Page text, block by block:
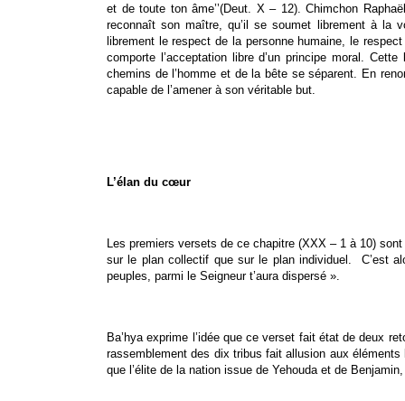
et de toute ton âme’’(Deut. X – 12). Chimchon
reconnaît son maître, qu’il se soumet librement à la
librement le respect de la personne humaine, le
comporte l’acceptation libre d’un principe moral.
chemins de l’homme et de la bête se séparent. En
capable de l’amener à son véritable but.
L’élan du cœur
Les premiers versets de ce chapitre (XXX – 1 à 10)
sur le plan collectif que sur le plan individuel. C’est
peuples, parmi le Seigneur t’aura dispersé ».
Ba’hya exprime l’idée que ce verset fait état de deux
rassemblement des dix tribus fait allusion aux
que l’élite de la nation issue de Yehouda et de